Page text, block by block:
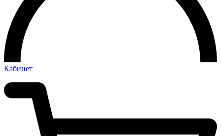
Кабинет